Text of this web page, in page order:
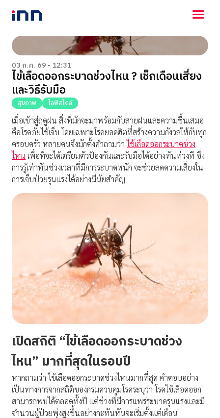
NEWS
ENTERTAINMENT
LIFESTYLE
HOROSCOPE
LOTTERY
VIDEO
ร่วมด้วยช่วยกัน
03 ก.ค. 69 - 12:31
ไข้เลือดออกระบาดช่วงไหน ? เช็กเดือนเสี่ยง
และวิธีรับมือ
สุขภาพ ไลฟ์สไตล์
เมื่อเข้าสู่ฤดูฝน สิ่งที่มักจะมาพร้อมกับสายฝนและความชื้นเสมอ
คือโรคภัยไข้เจ็บ โดยเฉพาะโรคยอดฮิตที่สร้างความกังวลให้กับทุก
ครอบครัว หลายคนจึงมักตั้งคำถามว่าไข้เลือดออกระบาดช่วง
ไหน เพื่อที่จะได้เตรียมตัวป้องกันและรับมือได้อย่างทันท่วงที ซึ่ง
การรู้เท่าทันช่วงเวลาที่มีการระบาดหนัก จะช่วยลดความเสี่ยงใน
การเจ็บป่วยรุนแรงได้อย่างมีนัยสำคัญ
เปิดสถิติ “ไข้เลือดออกระบาดช่วง
ไหน” มากที่สุดในรอบปี
หากถามว่า ไข้เลือดออกระบาดช่วงไหนมากที่สุด คำตอบอย่าง
เป็นทางการจากสถิติของกรมควบคุมโรคระบุว่า โรคไข้เลือดออก
สามารถพบได้ตลอดทั้งปี แต่ช่วงที่มีการแพร่ระบาดรุนแรงและมี
จำนวนผู้ป่วยพุ่งสูงขึ้นอย่างกะทันหันจะเริ่มตั้งแต่เดือน